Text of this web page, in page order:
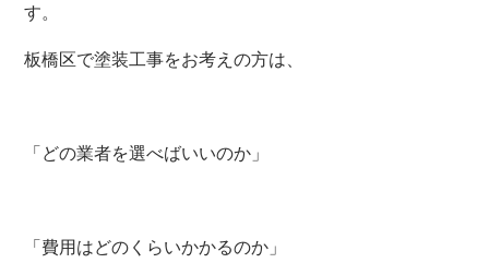
す。
板橋区で塗装工事をお考えの方は、
「どの業者を選べばいいのか」
「費用はどのくらいかかるのか」